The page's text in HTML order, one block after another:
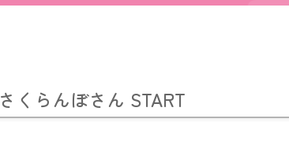
さくらんぼさん START